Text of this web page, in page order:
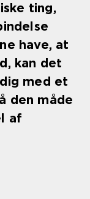
ting,
have, at
kan det
med et
den måde
af